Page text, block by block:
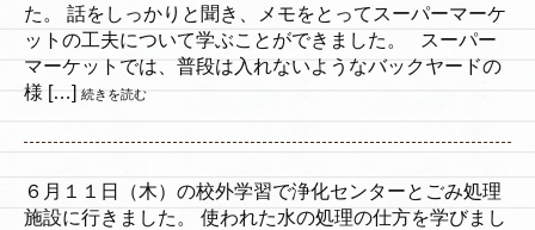
た。 話をしっかりと聞き、メモをとってスーパーマーケ
ットの工夫について学ぶことができました。 スーパー
マーケットでは、普段は入れないようなバックヤードの
様 […] 続きを読む
６月１１日（木）の校外学習で浄化センターとごみ処理
施設に行きました。 使われた水の処理の仕方を学びまし